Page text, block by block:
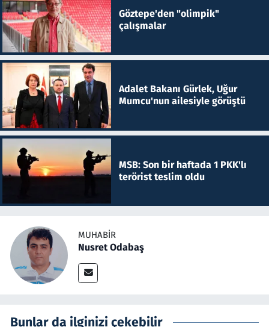
Göztepe'den "olimpik"
çalışmalar
Adalet Bakanı Gürlek, Uğur
Mumcu'nun ailesiyle görüştü
MSB: Son bir haftada 1 PKK'lı
terörist teslim oldu
MUHABIR
Nusret Odabaş
Bunlar da ilginizi çekebilir